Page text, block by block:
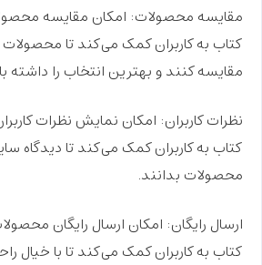
مقایسه محصولات: امکان مقایسه
کتاب به کاربران کمک می‌کند تا محصولات
مقایسه کنند و بهترین انتخاب را داشته
نظرات کاربران: امکان نمایش نظرات
کتاب به کاربران کمک می‌کند تا دیدگاه
محصولات بدانند.
ارسال رایگان: امکان ارسال رایگان
کتاب به کاربران کمک می‌کند تا با خیال